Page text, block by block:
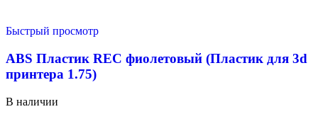
Быстрый просмотр
ABS Пластик REC фиолетовый (Пластик для 3d
принтера 1.75)
В наличии